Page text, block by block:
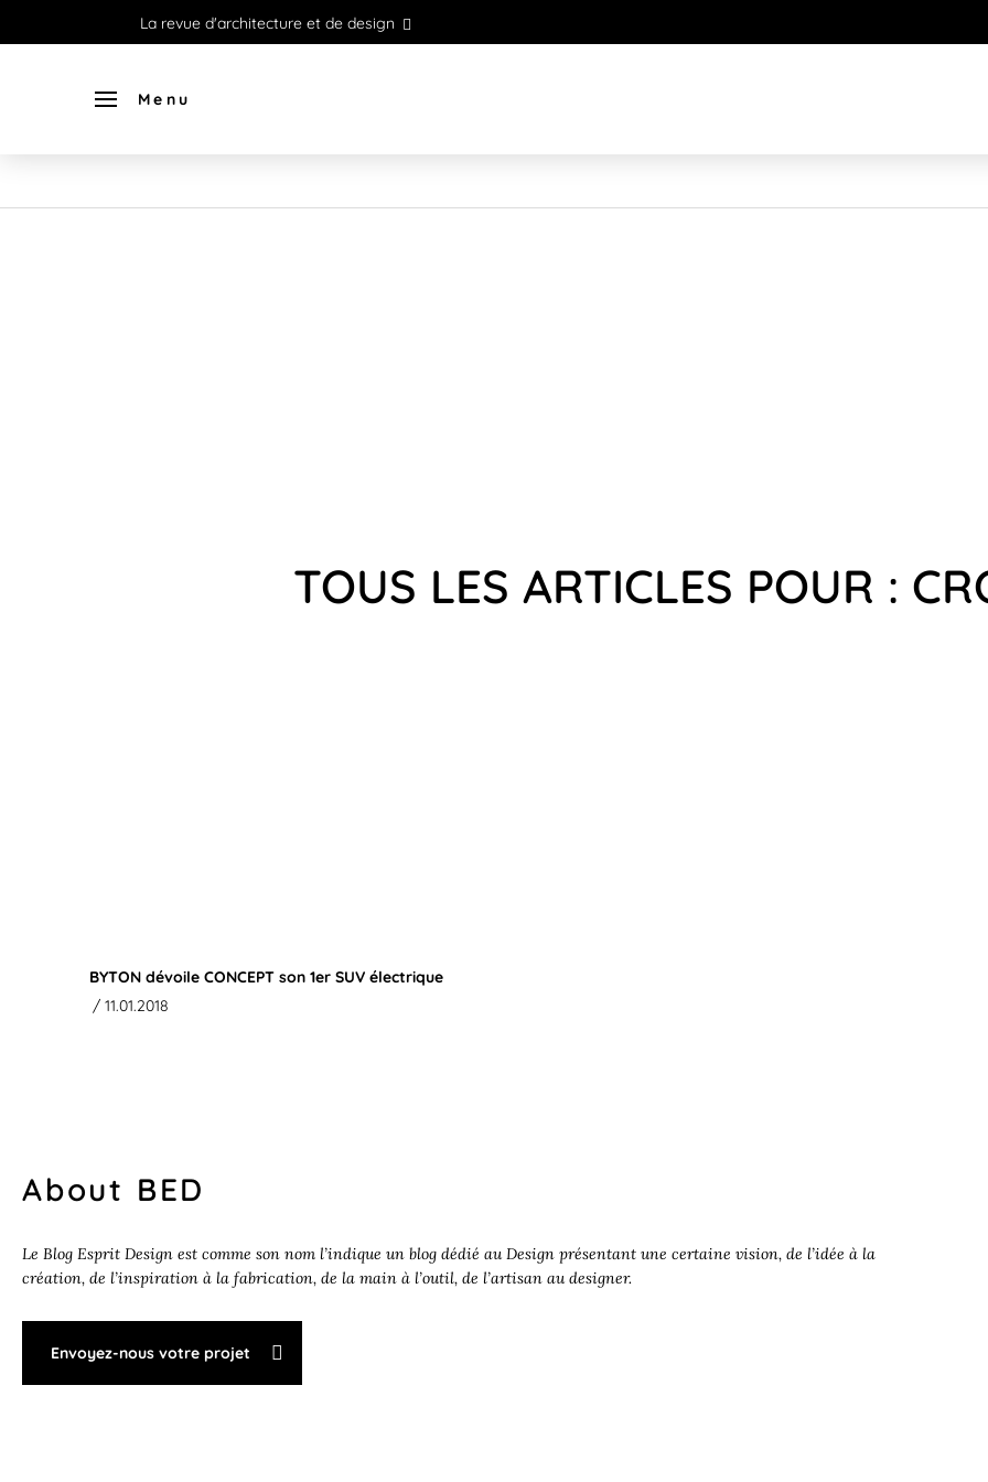
La revue d'architecture et de design
Menu
TOUS LES ARTICLES POUR :
BYTON dévoile CONCEPT son 1er SUV électrique
/ 11.01.2018
About BED
Le Blog Esprit Design est comme son nom l’indique un blog dédié au Design présentant une certaine vision, de l’idée à la
création, de l’inspiration à la fabrication, de la main à l’outil, de l’artisan au designer.
Envoyez-nous votre projet